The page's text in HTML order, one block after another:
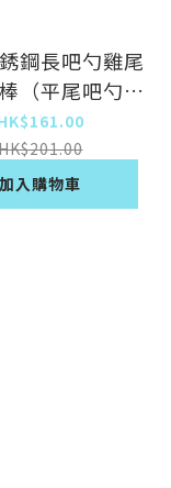
鋼長吧勺雞尾
（平尾吧勺銀
【2個
裝】）
加入購物車